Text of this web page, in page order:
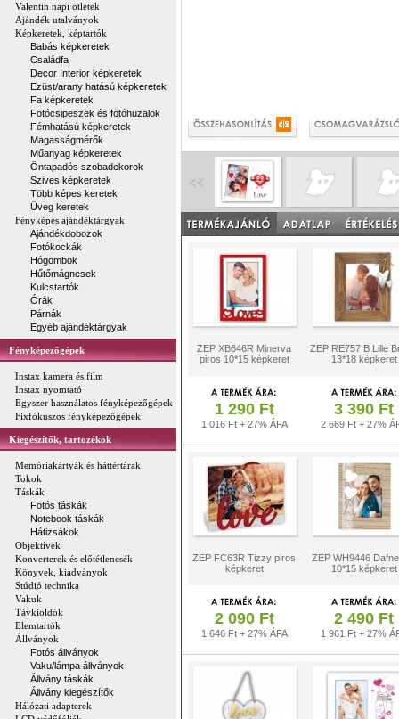
Valentin napi ötletek
Ajándék utalványok
Képkeretek, képtartók
Babás képkeretek
Családfa
Decor Interior képkeretek
Ezüst/arany hatású képkeretek
Fa képkeretek
Fotócsipeszek és fotóhuzalok
Fémhatású képkeretek
Magasságmérők
Műanyag képkeretek
Öntapadós szobadekorok
Szives képkeretek
Több képes keretek
Üveg keretek
Fényképes ajándéktárgyak
Ajándékdobozok
Fotókockák
Hógömbök
Hűtőmágnesek
Kulcstartók
Órák
Párnák
Egyéb ajándéktárgyak
Fényképezőgépek
Instax kamera és film
Instax nyomtató
Egyszer használatos fényképezőgépek
Fixfókuszos fényképezőgépek
Kiegészítők, tartozékok
Memóriakártyák és háttértárak
Tokok
Táskák
Fotós táskák
Notebook táskák
Hátizsákok
Objektívek
Konverterek és előtétlencsék
Könyvek, kiadványok
Stúdió technika
Vakuk
Távkioldók
Elemtartók
Állványok
Fotós állványok
Vaku/lámpa állványok
Állvány táskák
Állvány kiegészítők
Hálózati adapterek
ZEP XB646R Minerva
piros 10*15 képkeret
ZEP RE757 B Lille
13*18 képkeret
1 290 Ft
1 016 Ft + 27% ÁFA
3 390 Ft
2 669 Ft + 27%
ZEP FC63R Tizzy piros
képkeret
ZEP WH9446
10*15 képkeret
2 090 Ft
1 646 Ft + 27% ÁFA
2 490 Ft
1 961 Ft + 27%